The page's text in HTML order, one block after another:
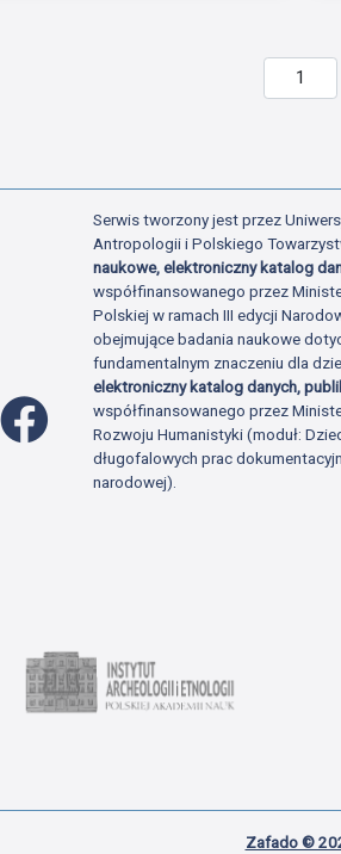
Profil Facebook
Serwis tworzony jest przez
Antropologii i Polskiego
naukowe, elektroniczny katalog
współfinansowanego przez
Polskiej w ramach III edycji
obejmujące badania naukowe
fundamentalnym znaczeniu dla
elektroniczny katalog danych,
współfinansowanego przez
Rozwoju Humanistyki (moduł:
długofalowych prac
narodowej).
Zafado ©